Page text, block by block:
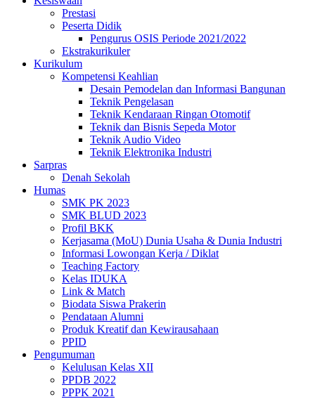
Prestasi
Peserta Didik
Pengurus OSIS Periode 2021/2022
Ekstrakurikuler
Kurikulum
Kompetensi Keahlian
Desain Pemodelan dan Informasi Bangunan
Teknik Pengelasan
Teknik Kendaraan Ringan Otomotif
Teknik dan Bisnis Sepeda Motor
Teknik Audio Video
Teknik Elektronika Industri
Sarpras
Denah Sekolah
Humas
SMK PK 2023
SMK BLUD 2023
Profil BKK
Kerjasama (MoU) Dunia Usaha & Dunia Industri
Informasi Lowongan Kerja / Diklat
Teaching Factory
Kelas IDUKA
Link & Match
Biodata Siswa Prakerin
Pendataan Alumni
Produk Kreatif dan Kewirausahaan
PPID
Pengumuman
Kelulusan Kelas XII
PPDB 2022
PPPK 2021